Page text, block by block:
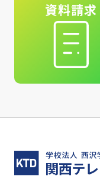
資料請求